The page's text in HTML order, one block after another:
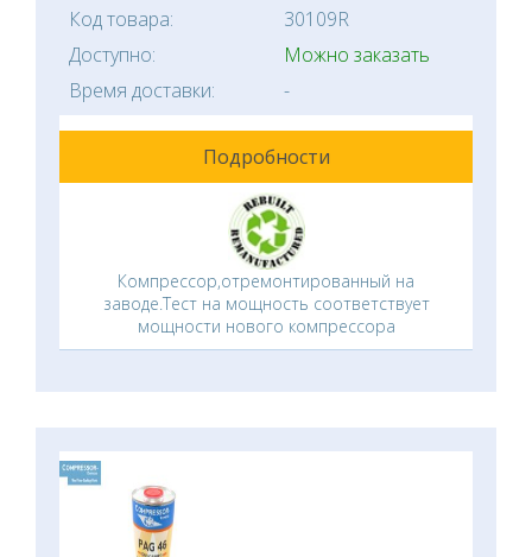
Код товара:
30109R
Доступно:
Можно заказать
Время доставки:
-
Подробности
Компрессор,отремонтированный на
заводе.Тест на мощность соответствует
мощности нового компрессора